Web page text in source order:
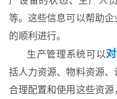
等。这些信息可以帮助
的顺利进行。
生产管理系统可以
括人力资源、物料资源
合理配置和使用这些资